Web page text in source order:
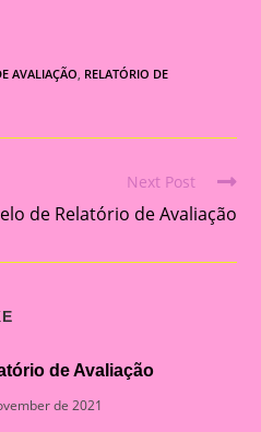
AVALIAÇÃO RELATÓRIO DE
Next Post
de Relatório de Avaliação
de Avaliação
de 2021